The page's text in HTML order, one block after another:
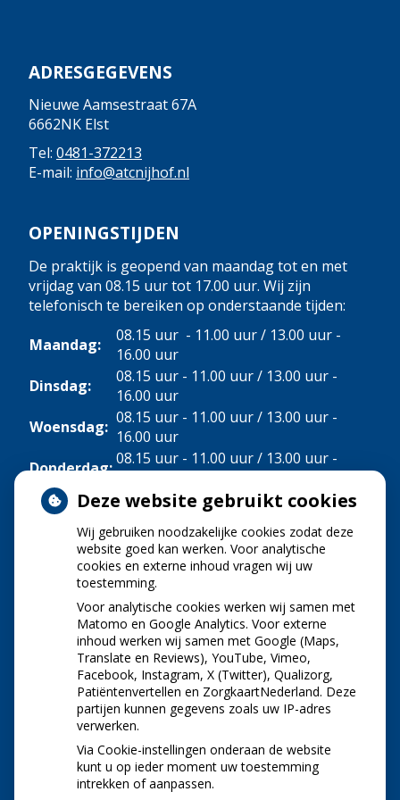
ADRESGEGEVENS
Nieuwe Aamsestraat 67A
6662NK Elst
Tel: 0481-372213
E-mail: info@atcnijhof.nl
OPENINGSTIJDEN
De praktijk is geopend van maandag tot en met
vrijdag van 08.15 uur tot 17.00 uur. Wij zijn
telefonisch te bereiken op onderstaande tijden:
Maandag:
08.15 uur - 11.00 uur / 13.00 uur -
16.00 uur
Dinsdag:
08.15 uur - 11.00 uur / 13.00 uur -
16.00 uur
Woensdag: 08.15 uur - 11.00 uur / 13.00 uur -
16.00 uur
Donderdag:08.15 uur - 11.00 uur / 13.00 uur -
Vrijdag:
08.15 uur - 11.00 uur
NIEUWS
Let op: valse Infomedics-mails over
openstaande rekening
Tanden bleken? Laat het veilig doen!
Gezond tandvlees: de basis voor een gezonde
mond
Naar de tandarts in het buitenland? Wees op je
hoede!
(Mond)zorgkosten gemaakt in 2025? Check of
die aftrekbaar zijn
Deze website gebruikt cookies
Wij gebruiken noodzakelijke cookies zodat deze
website goed kan werken. Voor analytische
cookies en externe inhoud vragen wij uw
toestemming.
Voor analytische cookies werken wij samen met
Matomo en Google Analytics. Voor externe
inhoud werken wij samen met Google (Maps,
Translate en Reviews), YouTube, Vimeo,
Facebook, Instagram, X (Twitter), Qualizorg,
Patiëntenvertellen en ZorgkaartNederland. Deze
partijen kunnen gegevens zoals uw IP-adres
verwerken.
Via Cookie-instellingen onderaan de website
kunt u op ieder moment uw toestemming
intrekken of aanpassen.